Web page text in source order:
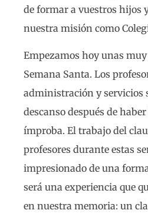
de formar a vuestros hijos
nuestra misión como
Empezamos hoy unas
Semana Santa. Los
administración y servicios
descanso después de
ímproba. El trabajo del
profesores durante estas
impresionado de una
será una experiencia que
en nuestra memoria: un